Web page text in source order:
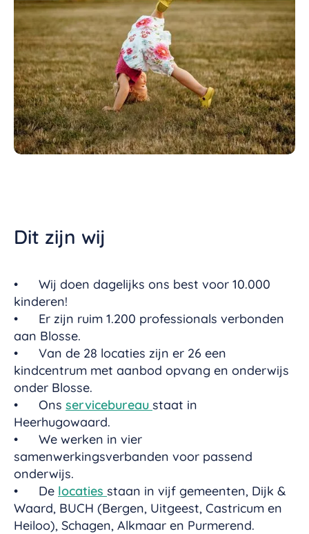
Dit zijn wij
• Wij doen dagelijks ons best voor 10.000
kinderen!
• Er zijn ruim 1.200 professionals verbonden
aan Blosse.
• Van de 28 locaties zijn er 26 een
kindcentrum met aanbod opvang en onderwijs
onder Blosse.
• Ons servicebureau staat in
Heerhugowaard.
• We werken in vier
samenwerkingsverbanden voor passend
onderwijs.
• De locaties staan in vijf gemeenten, Dijk &
Waard, BUCH (Bergen, Uitgeest, Castricum en
Heiloo), Schagen, Alkmaar en Purmerend.